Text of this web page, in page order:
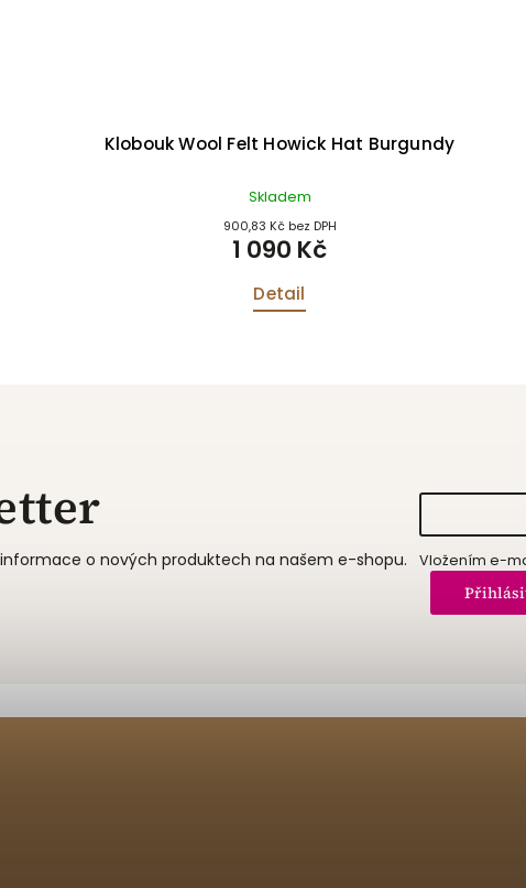
Klobouk Wool Felt Howick Hat Burgundy
Skladem
900,83 Kč bez DPH
1 090 Kč
Detail
o nových produktech na našem e-shopu. Vložením e-